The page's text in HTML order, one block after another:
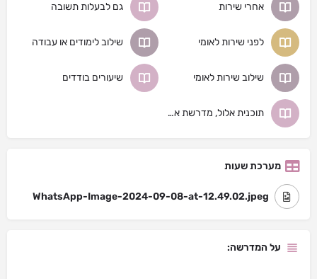
אחרי שירות גם לבעלות תשובה
לפני שירות לאומי שילוב לימודים או עבודה
שילוב שירות לאומי שיעורים בודדים
תוכנית אלול, מדרשת אלול
מערכת שעות
WhatsApp-Image-2024-09-08-at-12.49.02.jpeg
על המדרשה: